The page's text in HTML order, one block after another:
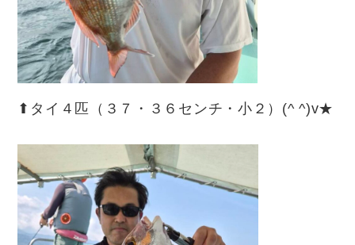
⬆︎タイ４匹（３７・３６センチ・小２）(^ ^)v★